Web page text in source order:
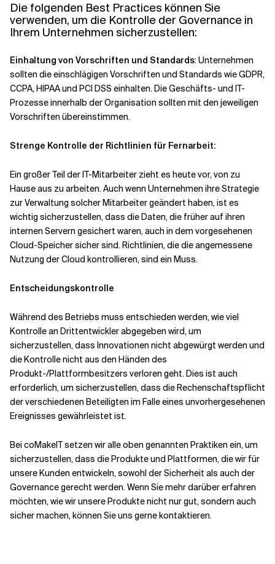
Die folgenden Best Practices können Sie
verwenden, um die Kontrolle der Governance in
Ihrem Unternehmen sicherzustellen:
Einhaltung von Vorschriften und Standards: Unternehmen
sollten die einschlägigen Vorschriften und Standards wie GDPR,
CCPA, HIPAA und PCI DSS einhalten. Die Geschäfts- und IT-
Prozesse innerhalb der Organisation sollten mit den jeweiligen
Vorschriften übereinstimmen.
Strenge Kontrolle der Richtlinien für Fernarbeit:
Ein großer Teil der IT-Mitarbeiter zieht es heute vor, von zu
Hause aus zu arbeiten. Auch wenn Unternehmen ihre Strategie
zur Verwaltung solcher Mitarbeiter geändert haben, ist es
wichtig sicherzustellen, dass die Daten, die früher auf ihren
internen Servern gesichert waren, auch in dem vorgesehenen
Cloud-Speicher sicher sind. Richtlinien, die die angemessene
Nutzung der Cloud kontrollieren, sind ein Muss.
Entscheidungskontrolle
Während des Betriebs muss entschieden werden, wie viel
Kontrolle an Drittentwickler abgegeben wird, um
sicherzustellen, dass Innovationen nicht abgewürgt werden und
die Kontrolle nicht aus den Händen des
Produkt-/Plattformbesitzers verloren geht. Dies ist auch
erforderlich, um sicherzustellen, dass die Rechenschaftspflicht
der verschiedenen Beteiligten im Falle eines unvorhergesehenen
Ereignisses gewährleistet ist.
Bei coMakeIT setzen wir alle oben genannten Praktiken ein, um
sicherzustellen, dass die Produkte und Plattformen, die wir für
unsere Kunden entwickeln, sowohl der Sicherheit als auch der
Governance gerecht werden. Wenn Sie mehr darüber erfahren
möchten, wie wir unsere Produkte nicht nur gut, sondern auch
sicher machen, können Sie uns gerne kontaktieren.